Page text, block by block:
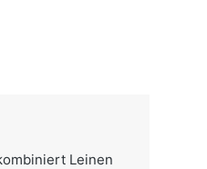
Leinen